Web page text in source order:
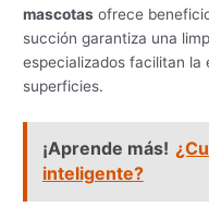
mascotas ofrece
succión garantiza una
especializados facilitan la
superficies.
¡Aprende más!
inteligente?